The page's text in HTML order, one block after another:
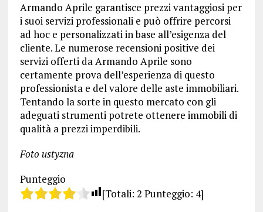
Armando Aprile garantisce prezzi vantaggiosi per
i suoi servizi professionali e può offrire percorsi
ad hoc e personalizzati in base all’esigenza del
cliente. Le numerose recensioni positive dei
servizi offerti da Armando Aprile sono
certamente prova dell’esperienza di questo
professionista e del valore delle aste immobiliari.
Tentando la sorte in questo mercato con gli
adeguati strumenti potrete ottenere immobili di
qualità a prezzi imperdibili.
Foto ustyzna
Punteggio
[Totali: 2 Punteggio: 4]